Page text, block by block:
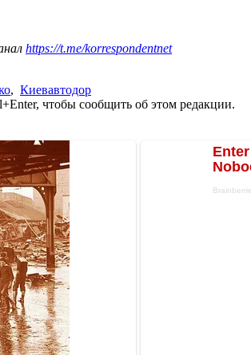
https://t.me/korrespondentnet
, Киевавтодор
чтобы сообщить об этом редакции.